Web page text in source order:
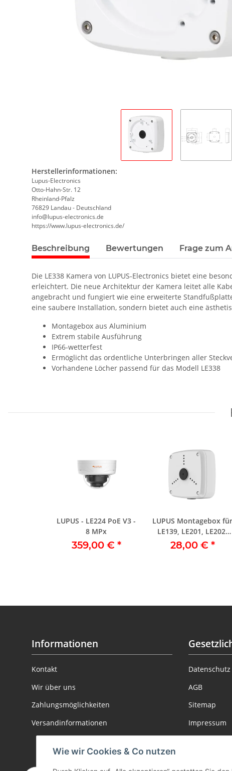
Wie wir Cookies & Co nutzen
Herstellerinformationen:
Lupus-Electronics
Otto-Hahn-Str. 12
Rheinland-Pfalz
76829 Landau - Deutschland
info@lupus-electronics.de
https://www.lupus-electronics.de/
Beschreibung Bewertungen Frage zum
Die LE338 Kamera von LUPUS-Electronics bietet eine
erleichtert. Die neue Architektur der Kamera leitet alle
angebracht und fungiert wie eine erweiterte
eine saubere Installation, sondern bietet auch eine
Montagebox aus Aluminium
Extrem stabile Ausführung
IP66-wetterfest
Ermöglicht das ordentliche Unterbringen aller
Vorhandene Löcher passend für das Modell LE338
LUPUS - LE224 PoE V3 -
8 MPx
359,00 € *
LUPUS Montagebox für
LE139, LE201, LE202,
LE221, LE232
28,00 € *
Informationen
Kontakt
Wir über uns
Zahlungsmöglichkeiten
Versandinformationen
Datenschutz
AGB
Sitemap
Impressum